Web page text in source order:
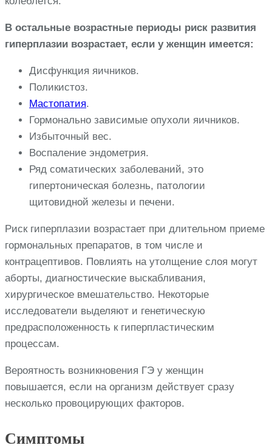
В остальные возрастные периоды риск развития
гиперплазии возрастает, если у женщин имеется:
Дисфункция яичников.
Поликистоз.
Мастопатия.
Гормонально зависимые опухоли яичников.
Избыточный вес.
Воспаление эндометрия.
Ряд соматических заболеваний, это
гипертоническая болезнь, патологии
щитовидной железы и печени.
Риск гиперплазии возрастает при длительном приеме
гормональных препаратов, в том числе и
контрацептивов. Повлиять на утолщение слоя могут
аборты, диагностические выскабливания,
хирургическое вмешательство. Некоторые
исследователи выделяют и генетическую
предрасположенность к гиперпластическим
процессам.
Вероятность возникновения ГЭ у женщин
повышается, если на организм действует сразу
несколько провоцирующих факторов.
Симптомы